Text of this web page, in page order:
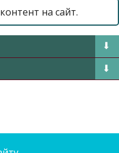
контент на сайт.